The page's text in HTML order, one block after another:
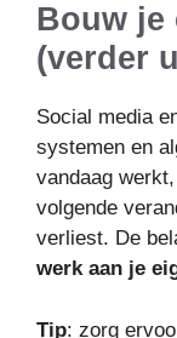
Bouw je
(verder
Social media
systemen en
vandaag
volgende
verliest. De
werk aan je
Tip: zorg